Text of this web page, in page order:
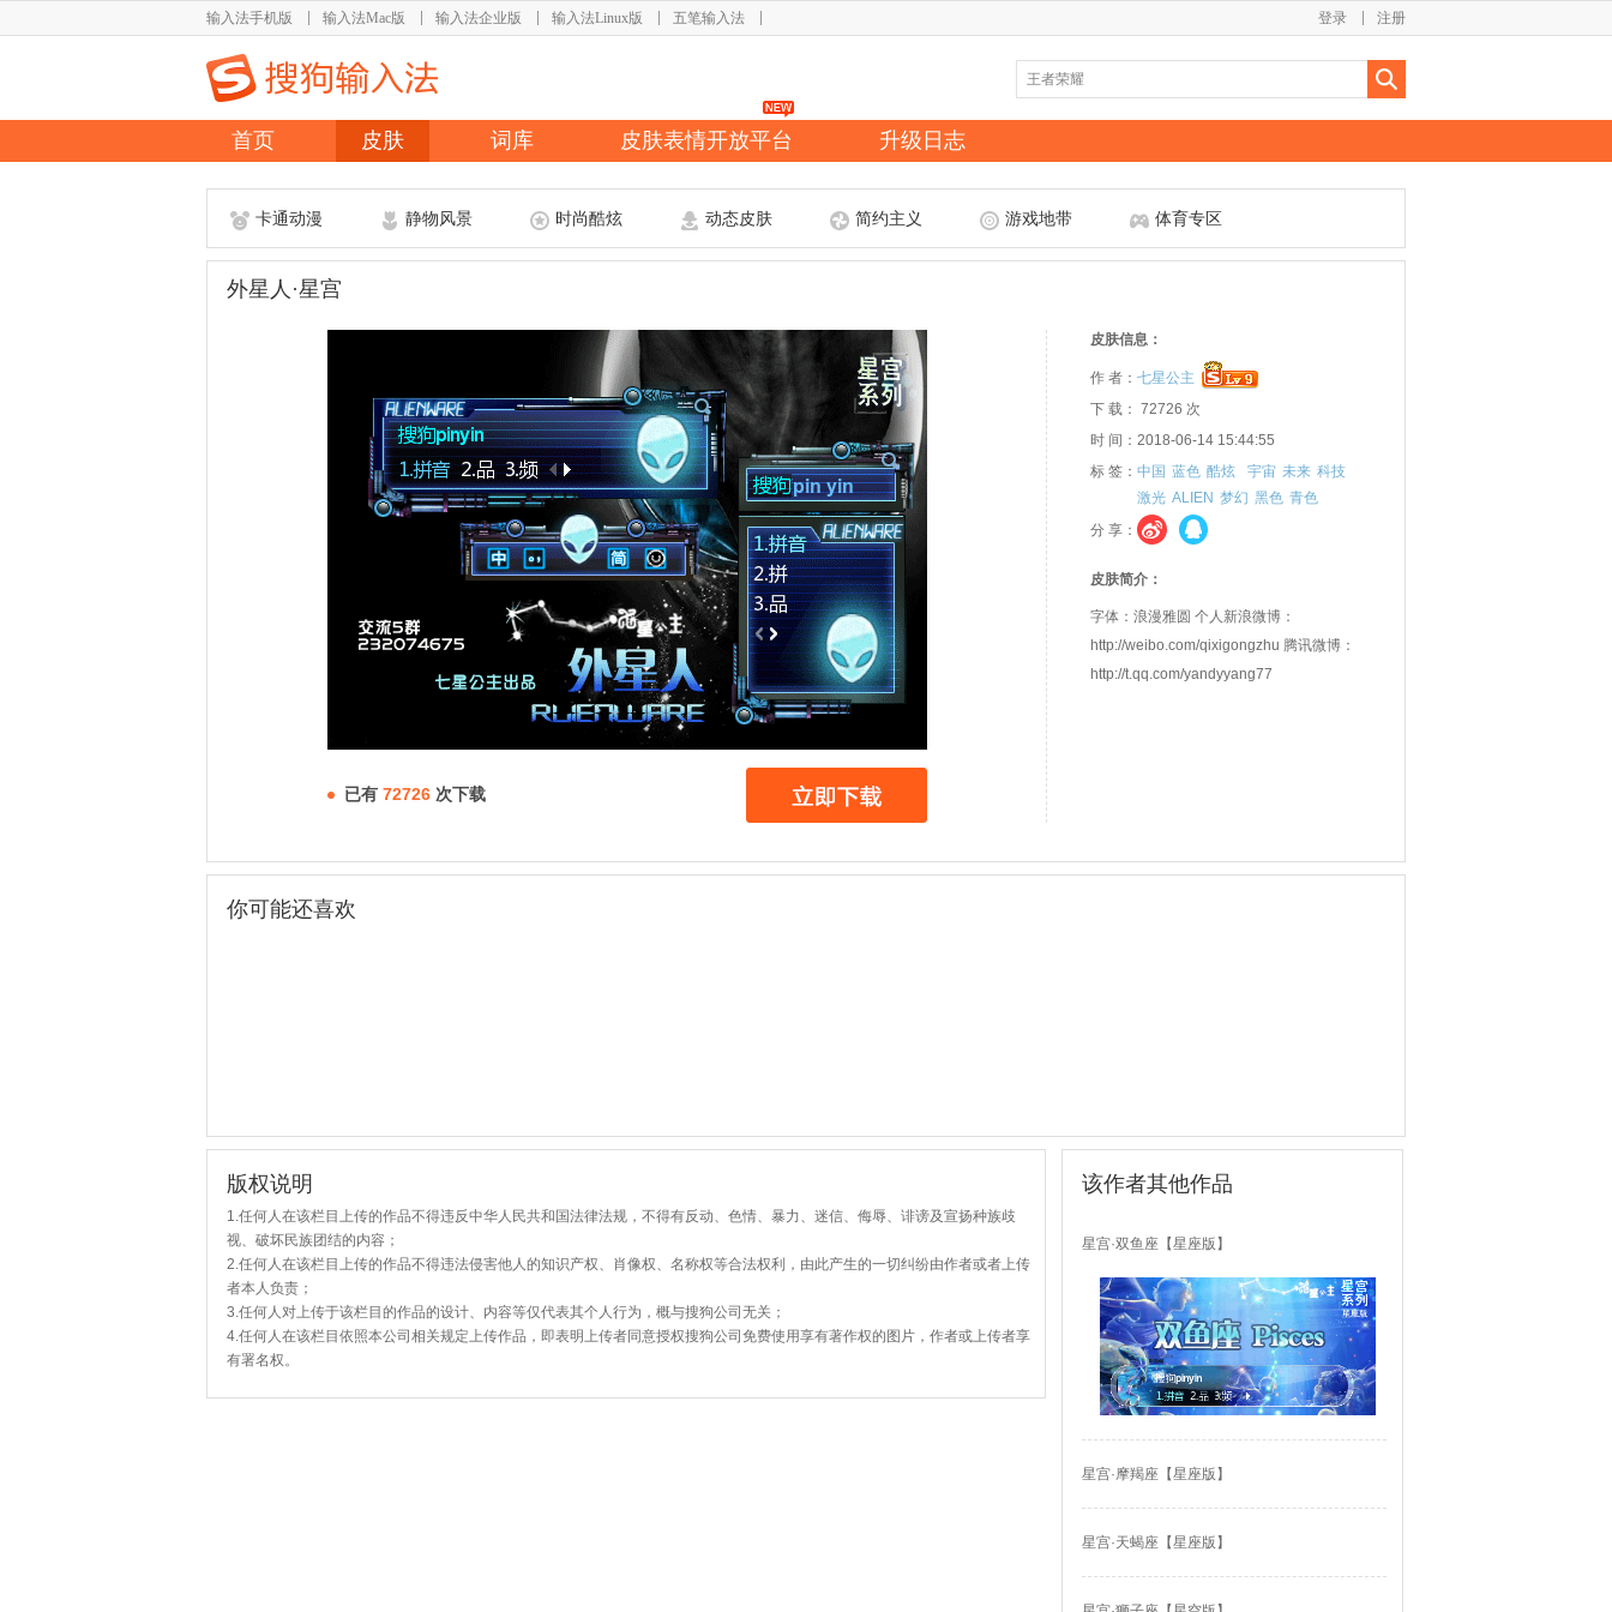
输入法手机版 输入法Mac版 输入法企业版 输入法Linux版 五笔输入法 注册
登录
首页 皮肤 词库 皮肤表情开放平台 升级日志
卡通动漫 静物风景 时尚酷炫 动态皮肤 简约主义 游戏地带 体育专区
外星人·星宫
已有 72726 次下载
皮肤信息：
作 者： 七星公主
下 载： 72726 次
时 间：2018-06-14 15:44:55
标 签： 中国 蓝色 酷炫 宇宙 未来 科技
激光 ALIEN 梦幻 黑色 青色
分 享：
皮肤简介：
字体：浪漫雅圆 个人新浪微博：
http://weibo.com/qixigongzhu 腾讯微博：
http://t.qq.com/yandyyang77
你可能还喜欢
版权说明
1.任何人在该栏目上传的作品不得违反中华人民共和国法律法规，不得有反动、色情、暴力、迷信、侮辱、诽谤及宣扬种族歧
视、破坏民族团结的内容；
2.任何人在该栏目上传的作品不得违法侵害他人的知识产权、肖像权、名称权等合法权利，由此产生的一切纠纷由作者或者上传
者本人负责；
3.任何人对上传于该栏目的作品的设计、内容等仅代表其个人行为，概与搜狗公司无关；
4.任何人在该栏目依照本公司相关规定上传作品，即表明上传者同意授权搜狗公司免费使用享有著作权的图片，作者或上传者享
有署名权。
该作者其他作品
星宫·双鱼座【星座版】
星宫·摩羯座【星座版】
星宫·天蝎座【星座版】